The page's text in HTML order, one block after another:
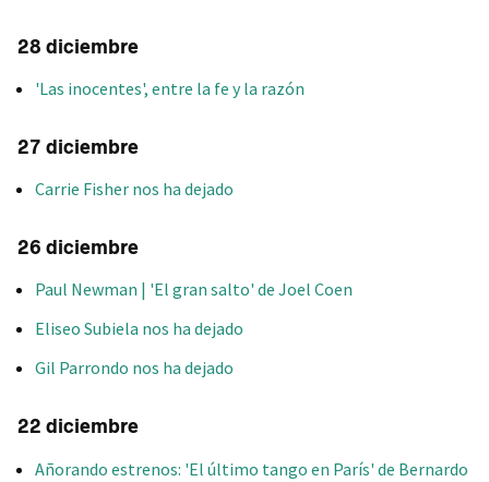
28 diciembre
'Las inocentes', entre la fe y la razón
27 diciembre
Carrie Fisher nos ha dejado
26 diciembre
Paul Newman | 'El gran salto' de Joel Coen
Eliseo Subiela nos ha dejado
Gil Parrondo nos ha dejado
22 diciembre
Añorando estrenos: 'El último tango en París' de Bernardo